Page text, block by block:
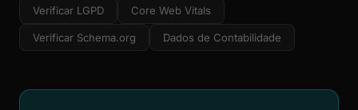
Verificar LGPD Core Web Vitals
Verificar Schema.org Dados de Contabilidade